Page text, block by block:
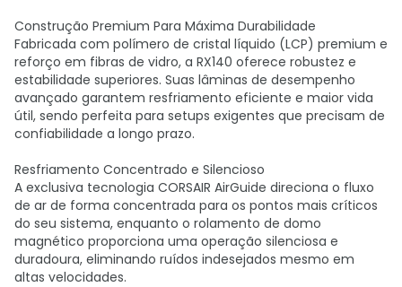
Construção Premium Para Máxima Durabilidade
Fabricada com polímero de cristal líquido (LCP) premium e
reforço em fibras de vidro, a RX140 oferece robustez e
estabilidade superiores. Suas lâminas de desempenho
avançado garantem resfriamento eficiente e maior vida
útil, sendo perfeita para setups exigentes que precisam de
confiabilidade a longo prazo.
Resfriamento Concentrado e Silencioso
A exclusiva tecnologia CORSAIR AirGuide direciona o fluxo
de ar de forma concentrada para os pontos mais críticos
do seu sistema, enquanto o rolamento de domo
magnético proporciona uma operação silenciosa e
duradoura, eliminando ruídos indesejados mesmo em
altas velocidades.